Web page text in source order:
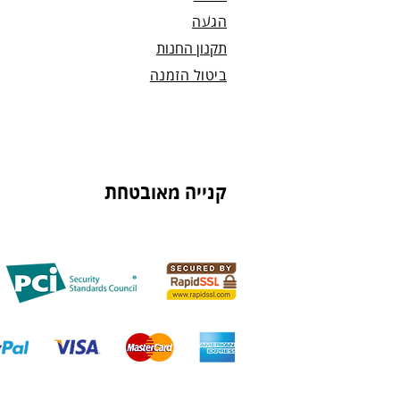
הגעה
תקנון החנות
ביטול הזמנה
קנייה מאובטחת